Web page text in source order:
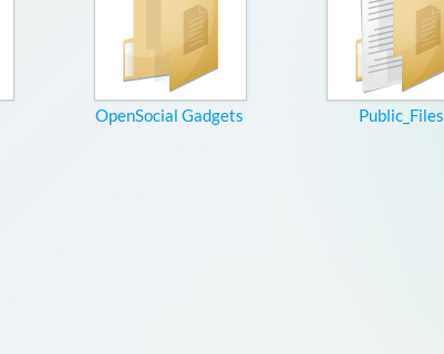
OpenSocial Gadgets Public_Files